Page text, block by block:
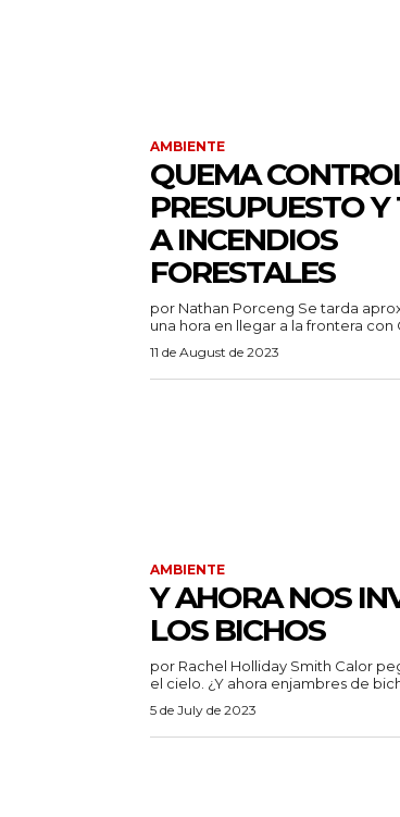
AMBIENTE
QUEMA
PRESUPUESTO
A INCENDIOS
FORESTALES
por Nathan Porceng Se tarda aproximadamente
una hora en llegar a la frontera con
11 de August de 2023
AMBIENTE
Y AHORA NOS
LOS BICHOS
por Rachel Holliday Smith Calor pegajoso. Humo en
5 de July de 2023